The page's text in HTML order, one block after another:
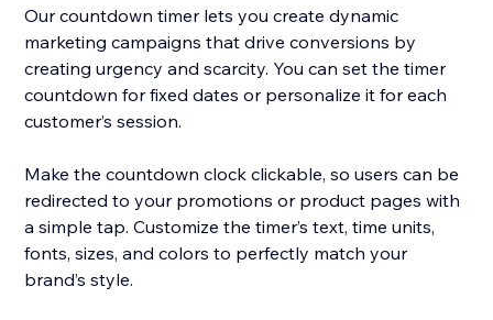
Our countdown timer lets you create dynamic
marketing campaigns that drive conversions by
creating urgency and scarcity. You can set the timer
countdown for fixed dates or personalize it for each
customer’s session.
Make the countdown clock clickable, so users can be
redirected to your promotions or product pages with
a simple tap. Customize the timer’s text, time units,
fonts, sizes, and colors to perfectly match your
brand’s style.